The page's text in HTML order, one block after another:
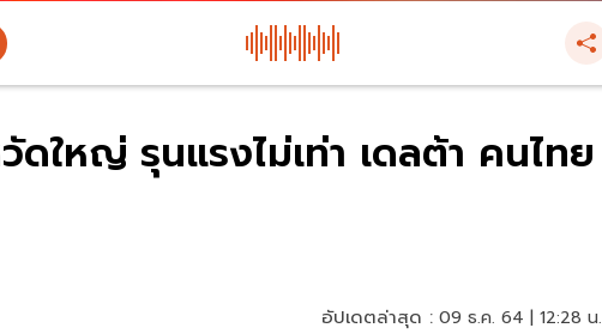
ดใหญ่ รุนแรงไม่เท่า เดลต้า คนไทย
อัปเดตล่าสุด : 09 ธ.ค. 64 | 12:28 น.